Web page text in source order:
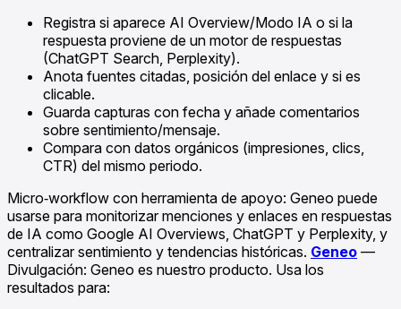
Registra si aparece AI Overview/Modo IA o si la
respuesta proviene de un motor de respuestas
(ChatGPT Search, Perplexity).
Anota fuentes citadas, posición del enlace y si es
clicable.
Guarda capturas con fecha y añade comentarios
sobre sentimiento/mensaje.
Compara con datos orgánicos (impresiones, clics,
CTR) del mismo periodo.
Micro‑workflow con herramienta de apoyo: Geneo puede
usarse para monitorizar menciones y enlaces en respuestas
de IA como Google AI Overviews, ChatGPT y Perplexity, y
centralizar sentimiento y tendencias históricas. Geneo —
Divulgación: Geneo es nuestro producto. Usa los
resultados para: